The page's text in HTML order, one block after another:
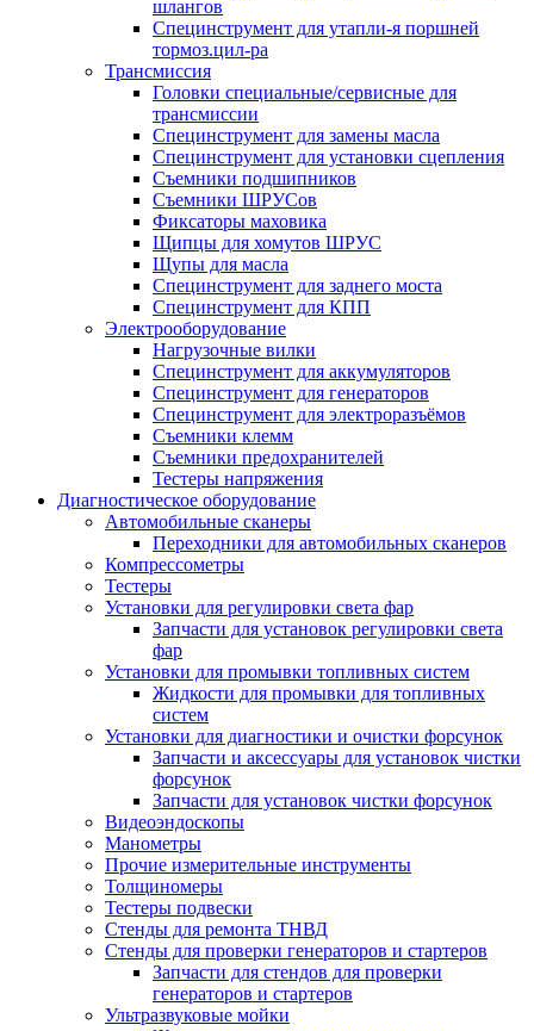
шлангов
Специнструмент для утапли-я поршней
тормоз.цил-ра
Трансмиссия
Головки специальные/сервисные для
трансмиссии
Специнструмент для замены масла
Специнструмент для установки сцепления
Съемники подшипников
Съемники ШРУСов
Фиксаторы маховика
Щипцы для хомутов ШРУС
Щупы для масла
Специнструмент для заднего моста
Специнструмент для КПП
Электрооборудование
Нагрузочные вилки
Специнструмент для аккумуляторов
Специнструмент для генераторов
Специнструмент для электроразъёмов
Съемники клемм
Съемники предохранителей
Тестеры напряжения
Диагностическое оборудование
Автомобильные сканеры
Переходники для автомобильных сканеров
Компрессометры
Тестеры
Установки для регулировки света фар
Запчасти для установок регулировки света
фар
Установки для промывки топливных систем
Жидкости для промывки для топливных
систем
Установки для диагностики и очистки форсунок
Запчасти и аксессуары для установок чистки
форсунок
Запчасти для установок чистки форсунок
Видеоэндоскопы
Манометры
Прочие измерительные инструменты
Толщиномеры
Тестеры подвески
Стенды для ремонта ТНВД
Стенды для проверки генераторов и стартеров
Запчасти для стендов для проверки
генераторов и стартеров
Ультразвуковые мойки